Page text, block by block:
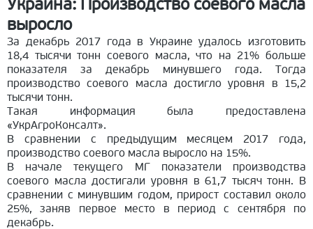
Украина: Производство соевого масла
выросло
За декабрь 2017 года в Украине удалось изготовить
18,4 тысячи тонн соевого масла, что на 21% больше
показателя за декабрь минувшего года. Тогда
производство соевого масла достигло уровня в 15,2
тысячи тонн.
Такая информация была предоставлена
«УкрАгроКонсалт».
В сравнении с предыдущим месяцем 2017 года,
производство соевого масла выросло на 15%.
В начале текущего МГ показатели производства
соевого масла достигали уровня в 61,7 тысяч тонн. В
сравнении с минувшим годом, прирост составил около
25%, заняв первое место в период с сентября по
декабрь.